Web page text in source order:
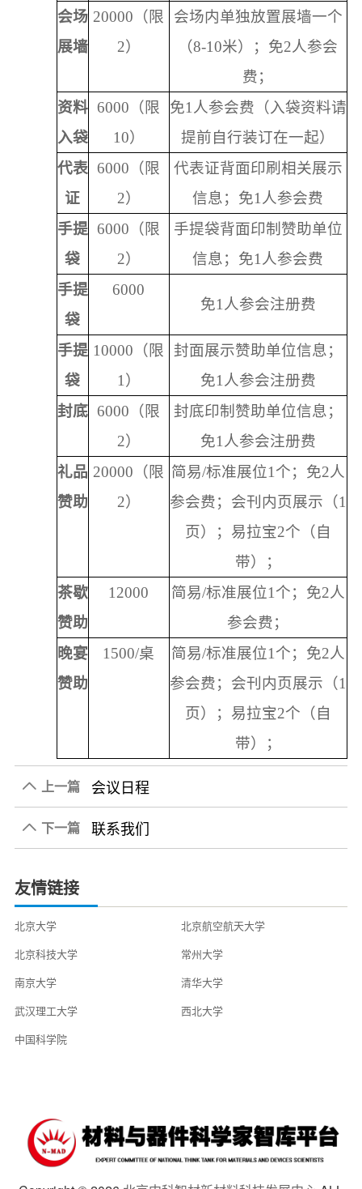
会场
展墙
20000（限
2）
会场内单独放置展墙一个
（8-10米）；免2人参会
费；
资料
入袋
6000（限
10）
免1人参会费（入袋资料请
提前自行装订在一起）
代表
证
6000（限
2）
代表证背面印刷相关展示
信息； 免1人参会费
手提
袋
6000（限
2）
手提袋背面印制赞助单位
信息； 免1人参会费
手提
袋
6000
免1人参会注册费
手提
袋
10000（限
1）
封面展示赞助单位信息；
免1人参会注册费
封底 6000（限
2）
封底印制赞助单位信息；
免1人参会注册费
礼品
赞助
20000（限
2）
简易/标准展位1个；免2人
参会费； 会刊内页展示 （1
页）；易拉宝2个（自
带）；
茶歇
赞助
12000 简易/标准展位1个；免2人
参会费；
晚宴
赞助
1500/桌 简易/标准展位1个；免2人
参会费； 会刊内页展示 （1
页）；易拉宝2个（自
带）；
 上一篇 会议日程
 下一篇 联系我们
友情链接
北京大学
北京航空航天大学
北京科技大学
常州大学
南京大学
清华大学
武汉理工大学
西北大学
中国科学院